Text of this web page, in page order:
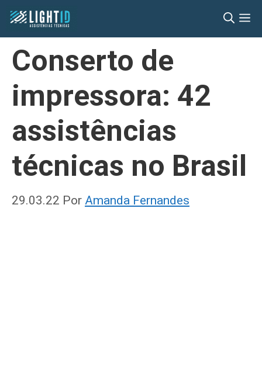
Pular
para
conteúdo
Conserto de
impressora: 42
assistências
técnicas no Brasil
29.03.22 Por Amanda Fernandes